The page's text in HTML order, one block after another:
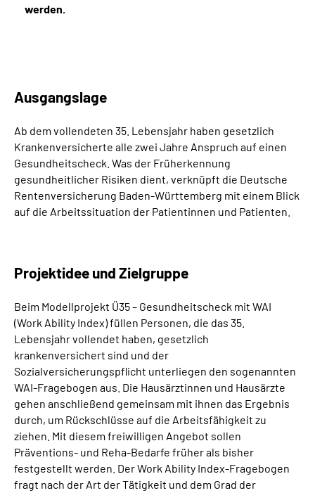
werden.
Ausgangslage
Ab dem vollendeten 35. Lebensjahr haben gesetzlich
Krankenversicherte alle zwei Jahre Anspruch auf einen
Gesundheitscheck. Was der Früherkennung
gesundheitlicher Risiken dient, verknüpft die Deutsche
Rentenversicherung Baden-Württemberg mit einem Blick
auf die Arbeitssituation der Patientinnen und Patienten.
Projektidee und Zielgruppe
Beim Modellprojekt Ü35 – Gesundheitscheck mit WAI
(Work Ability Index) füllen Personen, die das 35.
Lebensjahr vollendet haben, gesetzlich
krankenversichert sind und der
Sozialversicherungspflicht unterliegen den sogenannten
WAI-Fragebogen aus. Die Hausärztinnen und Hausärzte
gehen anschließend gemeinsam mit ihnen das Ergebnis
durch, um Rückschlüsse auf die Arbeitsfähigkeit zu
ziehen. Mit diesem freiwilligen Angebot sollen
Präventions- und Reha-Bedarfe früher als bisher
festgestellt werden. Der Work Ability Index-Fragebogen
fragt nach der Art der Tätigkeit und dem Grad der